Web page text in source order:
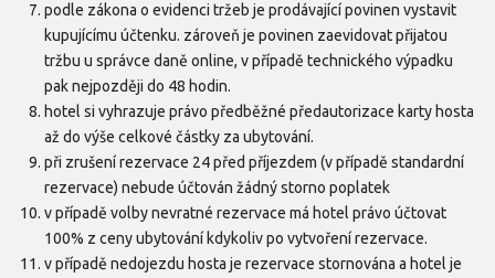
podle zákona o evidenci tržeb je prodávající povinen vystavit
kupujícímu účtenku. zároveň je povinen zaevidovat přijatou
tržbu u správce daně online, v případě technického výpadku
pak nejpozději do 48 hodin.
hotel si vyhrazuje právo předběžné předautorizace karty hosta
až do výše celkové částky za ubytování.
při zrušení rezervace 24 před příjezdem (v případě standardní
rezervace) nebude účtován žádný storno poplatek
v případě volby nevratné rezervace má hotel právo účtovat
100% z ceny ubytování kdykoliv po vytvoření rezervace.
v případě nedojezdu hosta je rezervace stornována a hotel je